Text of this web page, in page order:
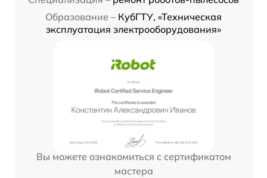
Образование – КубГТУ, «Техническая
эксплуатация электрооборудования»
Вы можете ознакомиться с сертификатом
мастера